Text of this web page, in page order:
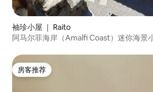
袖珍小屋 ｜ Raito
阿马尔菲海岸（Amalfi Coast）迷你海景
房客推荐
房客推荐